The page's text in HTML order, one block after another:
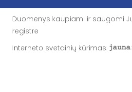
Duomenys kaupiami ir saugomi
registre
Interneto svetainių kūrimas: